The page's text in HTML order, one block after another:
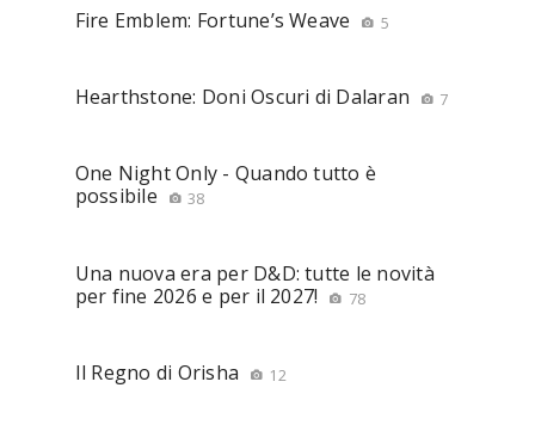
Fire Emblem: Fortune’s Weave 5
Hearthstone: Doni Oscuri di Dalaran 7
One Night Only - Quando tutto è
possibile
38
Una nuova era per D&D: tutte le novità
per fine 2026 e per il 2027!
78
Il Regno di Orisha 12